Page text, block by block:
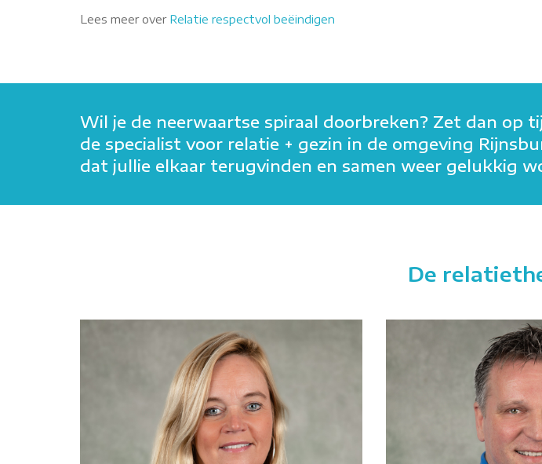
Lees meer over Relatie respectvol beëindigen
Wil je de neerwaartse spiraal doorbreken? Zet dan op
de specialist voor relatie + gezin in de omgeving
dat jullie elkaar terugvinden en samen weer gelukkig
De